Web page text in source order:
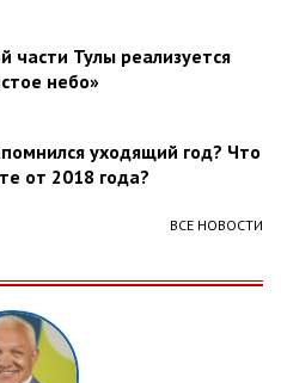
части Тулы реализуется
небо»
уходящий год? Что
от 2018 года?
ВСЕ НОВОСТИ